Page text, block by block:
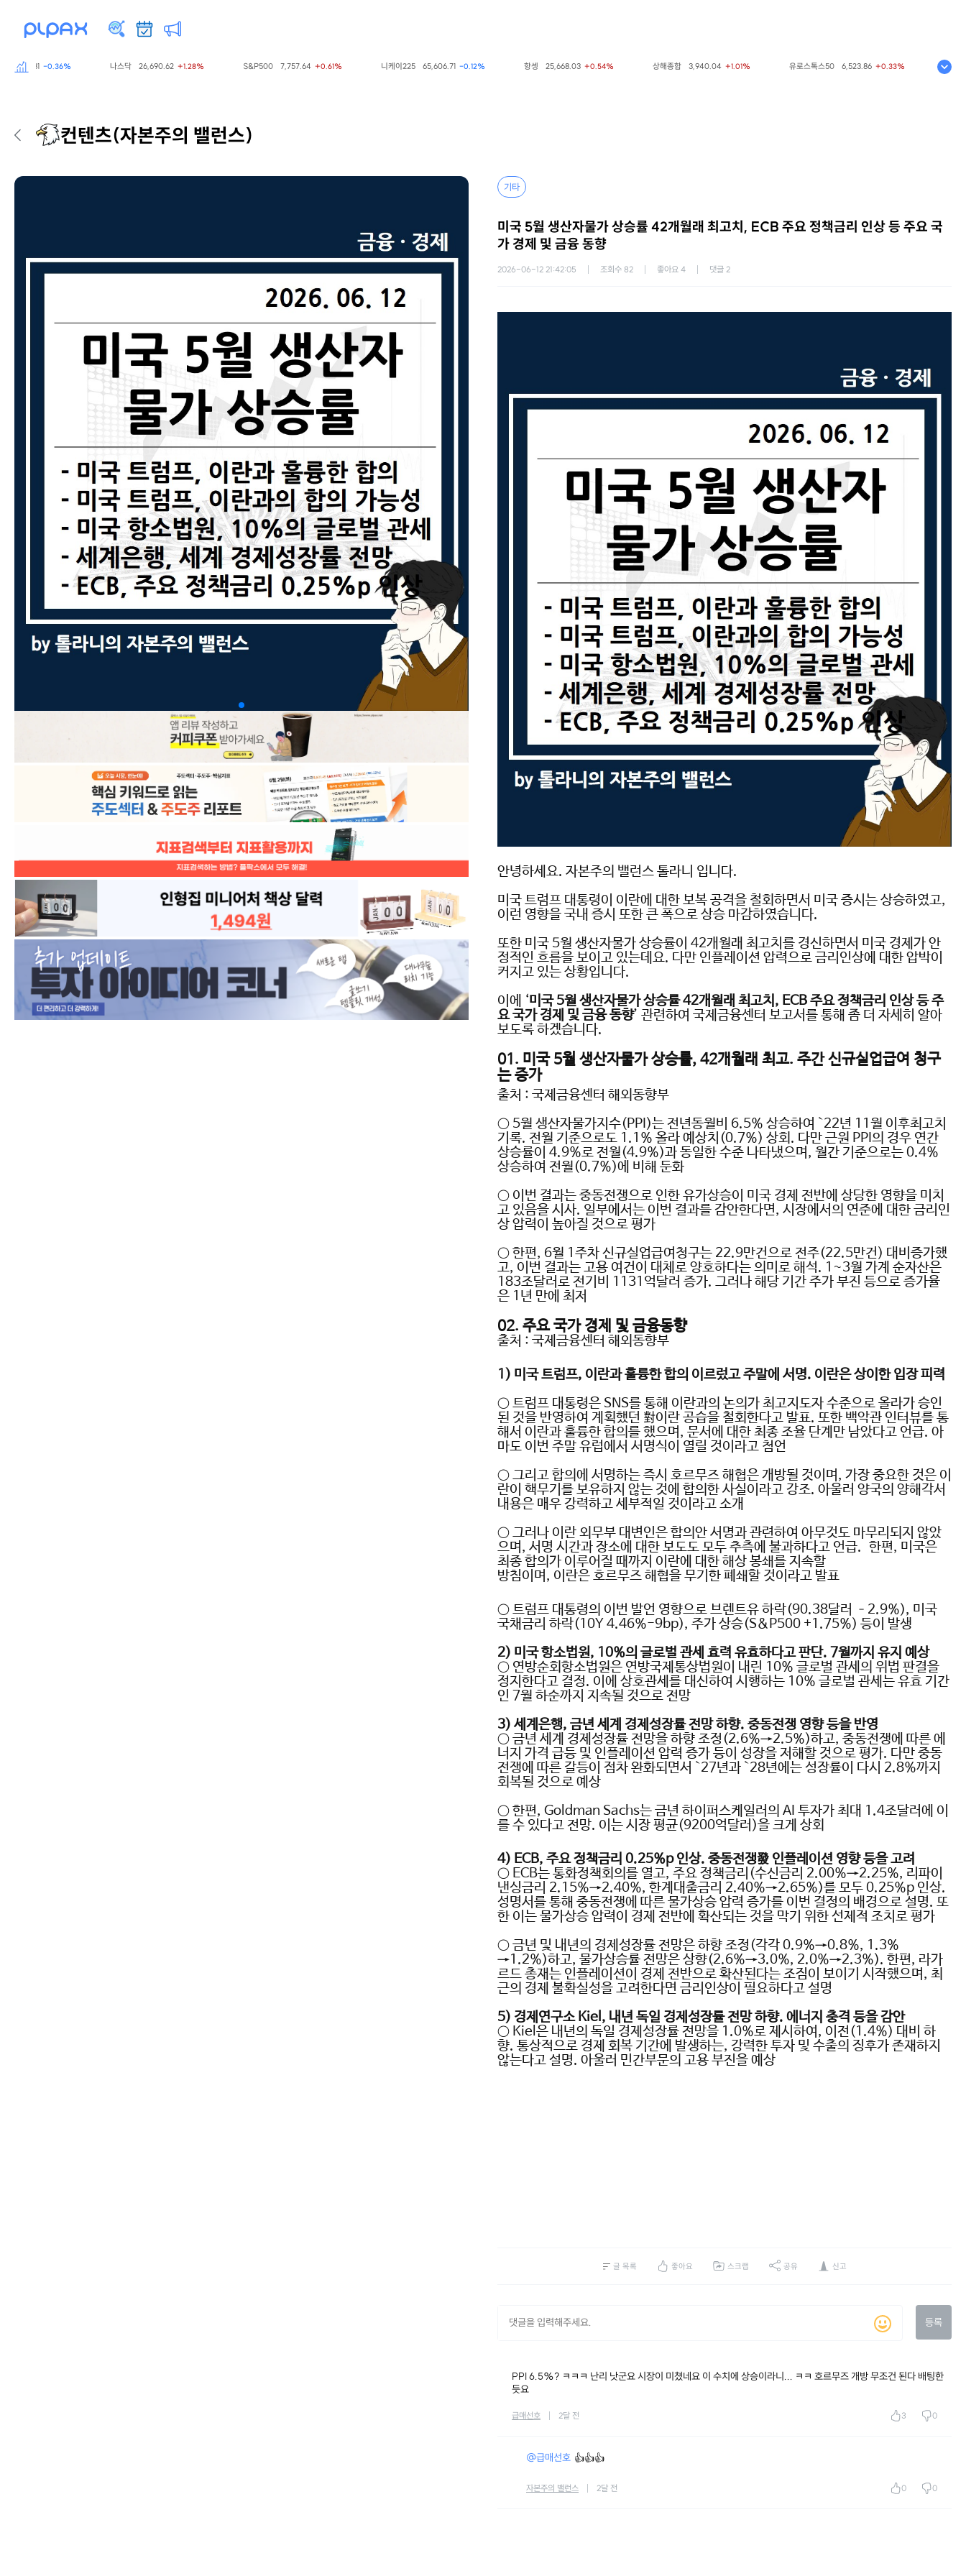
-0.36% 나스닥 26,690.62 +1.28% S&P500 7,757.64 +0.61% 니케이225 65,606.71 -0.12% 25,668.03 +0.54% 상해종합 3,940.04 +1.01% 유로스톡스50 6,523.86 +0.33% 코스피
컨텐츠(자본주의 밸런스)
기타
미국 5월 생산자물가 상승률 42개월래 최고치, ECB 주요 정책금리 인상 등 주요 국
가 경제 및 금융 동향
2026-06-12 21:42:05 조회수 82 좋아요 4 댓글 2
안녕하세요. 자본주의 밸런스 톨라니 입니다.
미국 트럼프 대통령이 이란에 대한 보복 공격을 철회하면서 미국 증시는 상승하였고,
이런 영향을 국내 증시 또한 큰 폭으로 상승 마감하였습니다.
또한 미국 5월 생산자물가 상승률이 42개월래 최고치를 경신하면서 미국 경제가 안
정적인 흐름을 보이고 있는데요. 다만 인플레이션 압력으로 금리인상에 대한 압박이
커지고 있는 상황입니다.
이에 ‘미국5월 생산자물가 상승률42개월래 최고치 , ECB주요 정책금리 인상 등 주
요 국가 경제 및 금융 동향’ 관련하여 국제금융센터 보고서를 통해 좀 더 자세히 알아
보도록 하겠습니다.
01. 미국5월 생산자물가 상승률, 42개월래 최고. 주간 신규실업급여 청구
는 증가
출처 : 국제금융센터 해외동향부
○ 5월 생산자물가지수(PPI)는 전년동월비 6.5% 상승하여 ‵22년 11월 이후최고치
기록. 전월 기준으로도 1.1% 올라 예상치 (0.7%) 상회 . 다만 근원 PPI의 경우 연간
상승률이 4.9%로 전월(4.9%)과 동일한 수준 나타냈으며, 월간 기준으로는0.4%
상승하여 전월(0.7%)에 비해 둔화
○ 이번 결과는 중동전쟁으로 인한 유가상승이 미국 경제 전반에 상당한 영향을 미치
고 있음을 시사. 일부에서는 이번 결과를 감안한다면, 시장에서의 연준에 대한 금리인
상 압력이 높아질 것으로 평가
○한편, 6월 1주차 신규실업급여청구는 22.9만건으로 전주(22.5만건) 대비증가했
고, 이번 결과는 고용 여건이 대체로 양호하다는 의미로 해석. 1~3월 가계 순자산은
183조달러로 전기비 1131 억달러 증가. 그러나 해당 기간 주가 부진 등으로 증가율
은 1 년 만에 최저
02. 주요 국가 경제 및 금융동향
출처 : 국제금융센터 해외동향부
1) 미국 트럼프, 이란과 훌륭한 합의 이르렀고 주말에 서명. 이란은 상이한 입장 피력
○트럼프 대통령은 SNS를 통해 이란과의 논의가 최고지도자 수준으로 올라가 승인
된 것을 반영하여 계획했던 對이란 공습을 철회한다고 발표. 또한 백악관 인터뷰를 통
해서 이란과 훌륭한 합의를 했으며, 문서에 대한 최종 조율 단계만 남았다고 언급. 아
마도 이번 주말 유럽에서 서명식이 열릴 것이라고 첨언
○그리고 합의에 서명하는 즉시 호르무즈 해협은 개방될 것이며, 가장 중요한 것은 이
란이 핵무기를 보유하지 않는 것에 합의한 사실이라고 강조. 아울러 양국의 양해각서
내용은 매우 강력하고 세부적일 것이라고 소개
○그러나 이란 외무부 대변인은 합의안 서명과 관련하여 아무것도 마무리되지 않았
으며, 서명 시간과 장소에 대한 보도도 모두 추측에 불과하다고 언급. 한편, 미국은
최종 합의가 이루어질 때까지 이란에 대한 해상 봉쇄를 지속할
방침이며, 이란은 호르무즈 해협을 무기한 폐쇄할 것이라고 발표
○트럼프 대통령의 이번 발언 영향으로 브렌트유 하락(90.38달러 –2.9%), 미국
국채금리 하락(10Y 4.46%-9bp), 주가 상승(S&P500 +1.75%) 등이 발생
2) 미국 항소법원, 10%의 글로벌 관세 효력 유효하다고 판단. 7월까지 유지 예상
○ 연방순회항소법원은 연방국제통상법원이 내린 10% 글로벌 관세의 위법 판결을
정지한다고 결정. 이에 상호관세를 대신하여 시행하는 10% 글로벌 관세는 유효 기간
인 7월 하순까지 지속될 것으로 전망
3) 세계은행, 금년 세계 경제성장률 전망 하향. 중동전쟁 영향 등을 반영
○금년 세계 경제성장률 전망을 하향 조정 (2.6%→2.5%)하고, 중동전쟁에 따른 에
너지 가격 급등 및 인플레이션 압력 증가 등이 성장을 저해할 것으로 평가. 다만 중동
전쟁에 따른 갈등이 점차 완화되면서 ‵27년과 ‵28년에는 성장률이 다시 2.8%까지
회복될 것으로 예상
○한편, Goldman Sachs는 금년 하이퍼스케일러의 AI 투자가 최대 1.4조달러에 이
를 수 있다고 전망. 이는 시장 평균(9200억달러 )을 크게 상회
4) ECB, 주요 정책금리 0.25%p인상. 중동전쟁發 인플레이션 영향 등을 고려
○ ECB는 통화정책회의를 열고, 주요 정책금리 (수신금리 2.00%→2.25%, 리파이
낸싱금리 2.15%→2.40%, 한계대출금리 2.40%→2.65%)를 모두0.25%p 인상.
성명서를 통해 중동전쟁에 따른 물가상승 압력 증가를 이번 결정의 배경으로 설명. 또
한 이는 물가상승 압력이 경제 전반에 확산되는 것을 막기 위한 선제적 조치로 평가
○금년 및 내년의 경제성장률 전망은 하향 조정 (각각0.9%→0.8%, 1.3%
→1.2%)하고, 물가상승률 전망은 상향(2.6%→3.0%, 2.0%→2.3%). 한편, 라가
르드 총재는 인플레이션이 경제 전반으로 확산된다는 조짐이 보이기 시작했으며, 최
근의 경제 불확실성을 고려한다면 금리인상이 필요하다고 설명
5) 경제연구소Kiel, 내년 독일 경제성장률 전망 하향. 에너지 충격 등을 감안
○ Kiel은 내년의 독일 경제성장률 전망을 1.0%로 제시하여, 이전 (1.4%) 대비 하
향. 통상적으로 경제 회복 기간에 발생하는, 강력한 투자 및 수출의 징후가 존재하지
않는다고 설명. 아울러 민간부문의 고용 부진을 예상
글 목록 좋아요 스크랩 공유 신고
등록
PPI 6.5%? ㅋㅋㅋ 난리 낫군요 시장이 미쳤네요 이 수치에 상승이라니... ㅋㅋ 호르무즈 개방 무조건 된다 배팅한
듯요
급매선호 2달 전 3 0
@급매선호 👍👍👍
자본주의 밸런스 2달 전 0 0